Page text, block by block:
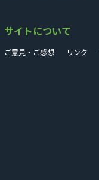
サイトについて
ご意見・ご感想 リンク